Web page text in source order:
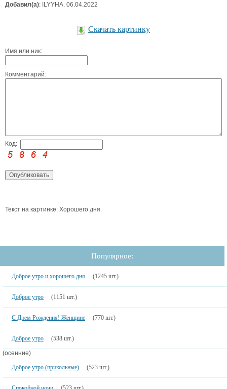
Добавил(а): ILYYHA. 06.04.2022
Скачать картинку
Имя или ник:
Комментарий:
Код:
Текст на картинке: Хорошего дня.
Популярное:
Доброе утро и хорошего дня (1245 шт.)
Доброе утро (1151 шт.)
С Днем Рождения! Женщине (770 шт.)
Доброе утро (538 шт.)
(осенние)
Доброе утро (прикольные)
(523 шт.)